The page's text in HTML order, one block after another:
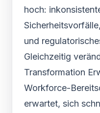
hoch:
und
Gleichzeitig
Transformation
Workforce-
erwartet, sich